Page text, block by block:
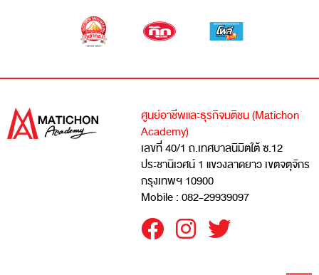
ศูนย์อาชีพและธุรกิจมติชน (Matichon
Academy)
เลขที่ 40/1 ถ.เทศบาลนิมิตใต้ ซ.12
ประชานิเวศน์ 1 แขวงลาดยาว เขตจตุจักร
กรุงเทพฯ 10900
Mobile : 082-29939097